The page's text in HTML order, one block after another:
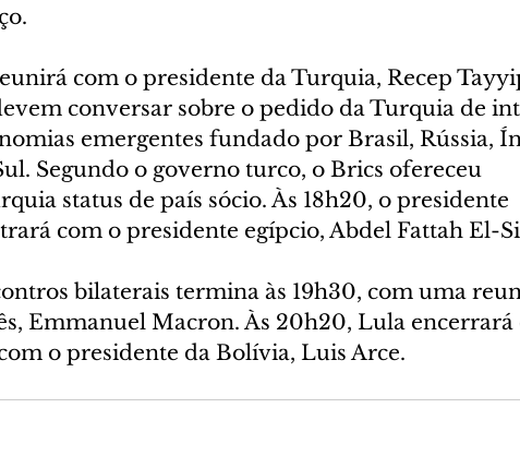
com o presidente da Turquia, Recep
conversar sobre o pedido da Turquia de
emergentes fundado por Brasil, Rússia,
Segundo o governo turco, o Brics ofereceu
status de país sócio. Às 18h20, o presidente
com o presidente egípcio, Abdel Fattah El-
bilaterais termina às 19h30, com uma
Emmanuel Macron. Às 20h20, Lula encerrará
o presidente da Bolívia, Luis Arce.